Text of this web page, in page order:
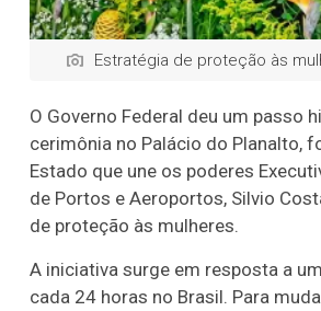
Estratégia de proteção às
O Governo Federal deu um passo
cerimônia no Palácio do Planalto,
Estado que une os poderes
de Portos e Aeroportos, Silvio
de proteção às mulheres.
A iniciativa surge em resposta a
cada 24 horas no Brasil. Para